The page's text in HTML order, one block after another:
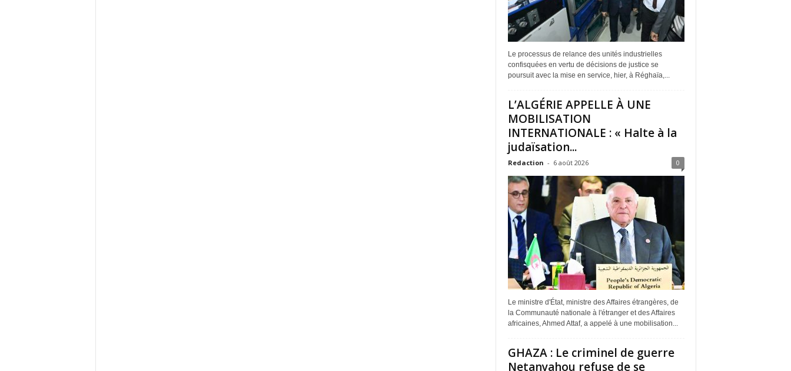
Le processus de relance des unités industrielles
confisquées en vertu de décisions de justice se
poursuit avec la mise en service, hier, à Réghaïa,...
L’ALGÉRIE APPELLE À UNE
MOBILISATION
INTERNATIONALE : « Halte à la
judaïsation...
Redaction - 6 août 2026 0
Le ministre d'État, ministre des Affaires étrangères, de
la Communauté nationale à l'étranger et des Affaires
africaines, Ahmed Attaf, a appelé à une mobilisation...
GHAZA : Le criminel de guerre
Netanyahou refuse de se